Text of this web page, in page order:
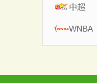
中超
WNBA